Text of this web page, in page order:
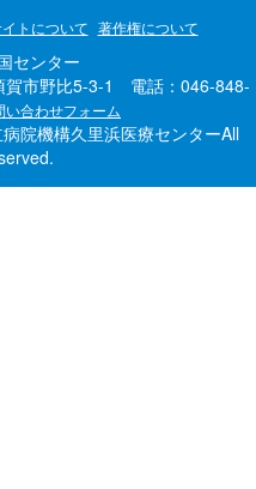
イトについて 著作権について
センター
市野比5-3-1 電話：046-848-
い合わせフォーム
院機構久里浜医療センターAll